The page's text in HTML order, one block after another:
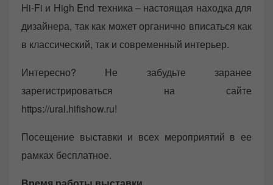
Hi-Fi и High End техника – настоящая находка для
дизайнера, так как может органично вписаться как
в классический, так и современный интерьер.
Интересно? Не забудьте заранее
зарегистрироваться на сайте
https://ural.hifishow.ru!
Посещение выставки и всех мероприятий в ее
рамках бесплатное.